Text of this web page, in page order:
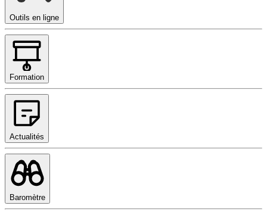
Outils en ligne
Formation
Actualités
Baromètre